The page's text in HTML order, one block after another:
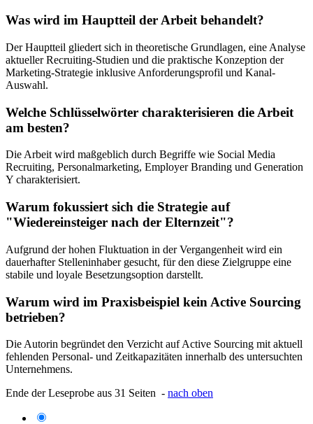
Was wird im Hauptteil der Arbeit behandelt?
Der Hauptteil gliedert sich in theoretische Grundlagen, eine Analyse
aktueller Recruiting-Studien und die praktische Konzeption der
Marketing-Strategie inklusive Anforderungsprofil und Kanal-
Auswahl.
Welche Schlüsselwörter charakterisieren die Arbeit
am besten?
Die Arbeit wird maßgeblich durch Begriffe wie Social Media
Recruiting, Personalmarketing, Employer Branding und Generation
Y charakterisiert.
Warum fokussiert sich die Strategie auf
"Wiedereinsteiger nach der Elternzeit"?
Aufgrund der hohen Fluktuation in der Vergangenheit wird ein
dauerhafter Stelleninhaber gesucht, für den diese Zielgruppe eine
stabile und loyale Besetzungsoption darstellt.
Warum wird im Praxisbeispiel kein Active Sourcing
betrieben?
Die Autorin begründet den Verzicht auf Active Sourcing mit aktuell
fehlenden Personal- und Zeitkapazitäten innerhalb des untersuchten
Unternehmens.
Ende der Leseprobe aus 31 Seiten - nach oben